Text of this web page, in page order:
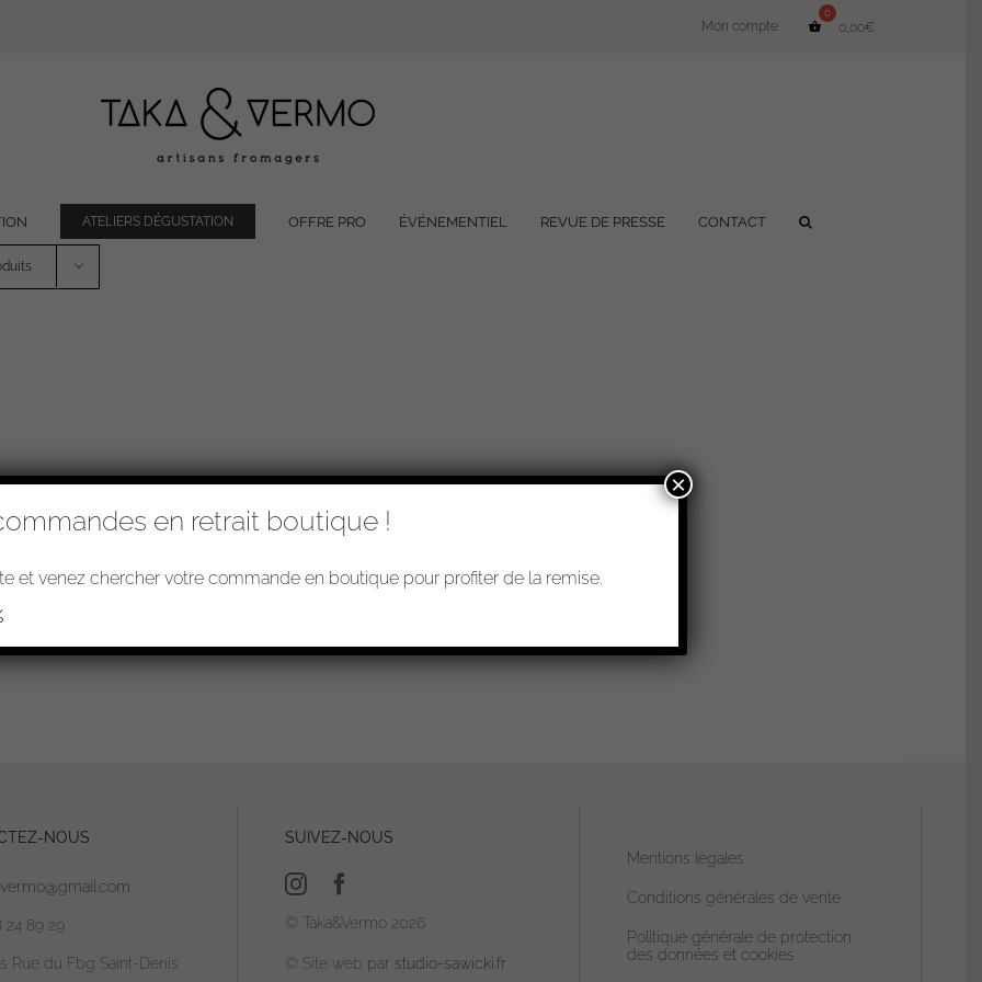
Mon compte 0,00€
ATELIERS DÉGUSTATION OFFRE PRO ÉVÉNEMENTIEL REVUE DE PRESSE CONTACT
NOUS
24 89 29
Rue du Fbg Saint-Denis
SUIVEZ-NOUS
© Taka&Vermo 2026
© Site web par studio-sawicki.fr
Mentions légales
Conditions générales de vente
Politique générale de protection
des données et cookies
en retrait boutique !
et venez chercher votre commande en boutique pour profiter de la remise.
×